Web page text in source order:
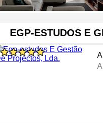
EGP-ESTUDOS E